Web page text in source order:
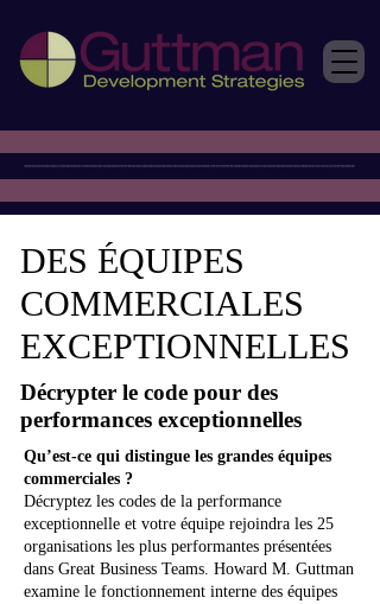
DES ÉQUIPES
COMMERCIALES
EXCEPTIONNELLES
Décrypter le code pour des
performances exceptionnelles
Qu’est-ce qui distingue les grandes équipes
commerciales ?
Décryptez les codes de la performance
exceptionnelle et votre équipe rejoindra les 25
organisations les plus performantes présentées
dans Great Business Teams. Howard M. Guttman
examine le fonctionnement interne des équipes